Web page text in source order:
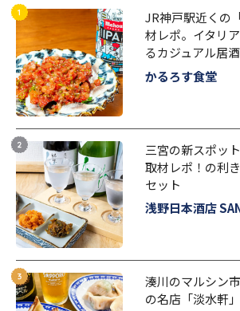
JR神戸駅近くの
材レポ。イタリ
るカジュアル居
かるろす食堂
三宮の新スポッ
取材レポ！の利
セット
浅野日本酒店
湊川のマルシン
の名店「淡水軒